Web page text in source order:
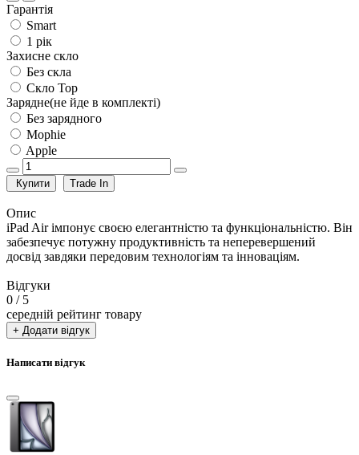
Гарантія
Smart
1 рік
Захисне скло
Без скла
Скло Top
Зарядне(не йде в комплекті)
Без зарядного
Mophie
Apple
Купити Trade In
Опис
iPad Air імпонує своєю елегантністю та функціональністю. Він
забезпечує потужну продуктивність та неперевершений
досвід завдяки передовим технологіям та інноваціям.
Відгуки
0 / 5
середній рейтинг товару
+ Додати відгук
Написати відгук